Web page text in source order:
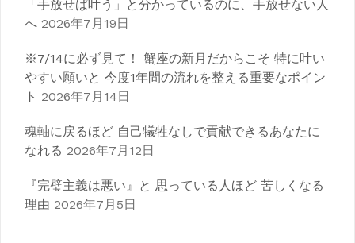
「手放せば叶う」と分かっているのに、手放せない人
へ 2026年7月19日
※7/14に必ず見て！ 蟹座の新月だからこそ 特に叶い
やすい願いと 今度1年間の流れを整える重要なポイン
ト 2026年7月14日
魂軸に戻るほど 自己犠牲なしで貢献できるあなたに
なれる 2026年7月12日
『完璧主義は悪い』と 思っている人ほど 苦しくなる
理由 2026年7月5日